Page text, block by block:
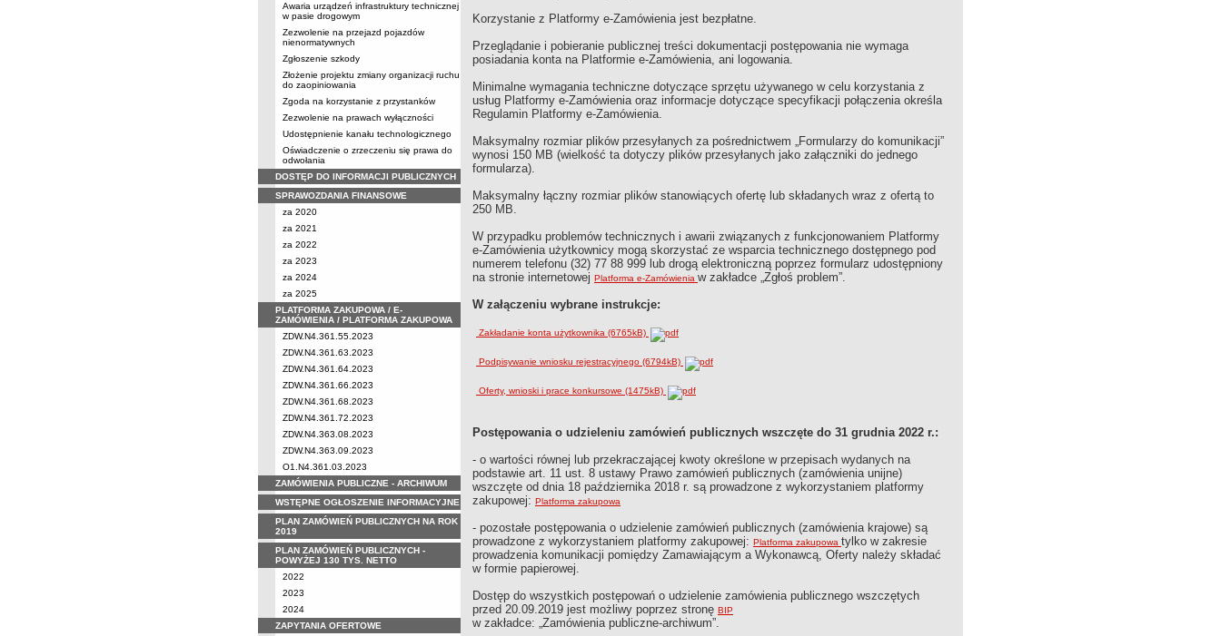
Awaria urządzeń infrastruktury technicznej
w pasie drogowym
Zezwolenie na przejazd pojazdów
nienormatywnych
Zgłoszenie szkody
Złożenie projektu zmiany organizacji ruchu
do zaopiniowania
Zgoda na korzystanie z przystanków
Zezwolenie na prawach wyłączności
Udostępnienie kanału technologicznego
Oświadczenie o zrzeczeniu się prawa do
odwołania
DOSTĘP DO INFORMACJI PUBLICZNYCH
SPRAWOZDANIA FINANSOWE
za 2020
za 2021
za 2022
za 2023
za 2024
za 2025
PLATFORMA ZAKUPOWA / E-
ZAMÓWIENIA / PLATFORMA ZAKUPOWA
ZDW.N4.361.55.2023
ZDW.N4.361.63.2023
ZDW.N4.361.64.2023
ZDW.N4.361.66.2023
ZDW.N4.361.68.2023
ZDW.N4.361.72.2023
ZDW.N4.363.08.2023
ZDW.N4.363.09.2023
O1.N4.361.03.2023
ZAMÓWIENIA PUBLICZNE - ARCHIWUM
WSTĘPNE OGŁOSZENIE INFORMACYJNE
PLAN ZAMÓWIEŃ PUBLICZNYCH NA ROK
2019
PLAN ZAMÓWIEŃ PUBLICZNYCH -
POWYŻEJ 130 TYS. NETTO
2022
2023
2024
ZAPYTANIA OFERTOWE
Korzystanie z Platformy e-Zamówienia jest bezpłatne.
Przeglądanie i pobieranie publicznej treści dokumentacji postępowania nie wymaga
posiadania konta na Platformie e-Zamówienia, ani logowania.
Minimalne wymagania techniczne dotyczące sprzętu używanego w celu korzystania z
usług Platformy e-Zamówienia oraz informacje dotyczące specyfikacji połączenia określa
Regulamin Platformy e-Zamówienia.
Maksymalny rozmiar plików przesyłanych za pośrednictwem „Formularzy do komunikacji”
wynosi 150 MB (wielkość ta dotyczy plików przesyłanych jako załączniki do jednego
formularza).
Maksymalny łączny rozmiar plików stanowiących ofertę lub składanych wraz z ofertą to
250 MB.
W przypadku problemów technicznych i awarii związanych z funkcjonowaniem Platformy
e-Zamówienia użytkownicy mogą skorzystać ze wsparcia technicznego dostępnego pod
numerem telefonu (32) 77 88 999 lub drogą elektroniczną poprzez formularz udostępniony
na stronie internetowej Platforma e-Zamówienia w zakładce „Zgłoś problem”.
W załączeniu wybrane instrukcje:
Zakładanie konta użytkownika (6765kB)
Podpisywanie wniosku rejestracyjnego (6794kB)
Oferty, wnioski i prace konkursowe (1475kB)
Postępowania o udzieleniu zamówień publicznych wszczęte do 31 grudnia 2022 r.:
- o wartości równej lub przekraczającej kwoty określone w przepisach wydanych na
podstawie art. 11 ust. 8 ustawy Prawo zamówień publicznych (zamówienia unijne)
wszczęte od dnia 18 października 2018 r. są prowadzone z wykorzystaniem platformy
zakupowej: Platforma zakupowa
- pozostałe postępowania o udzielenie zamówień publicznych (zamówienia krajowe) są
prowadzone z wykorzystaniem platformy zakupowej: Platforma zakupowa tylko w zakresie
prowadzenia komunikacji pomiędzy Zamawiającym a Wykonawcą, Oferty należy składać
w formie papierowej.
Dostęp do wszystkich postępowań o udzielenie zamówienia publicznego wszczętych
przed 20.09.2019 jest możliwy poprzez stronę BIP
w zakładce: „Zamówienia publiczne-archiwum”.